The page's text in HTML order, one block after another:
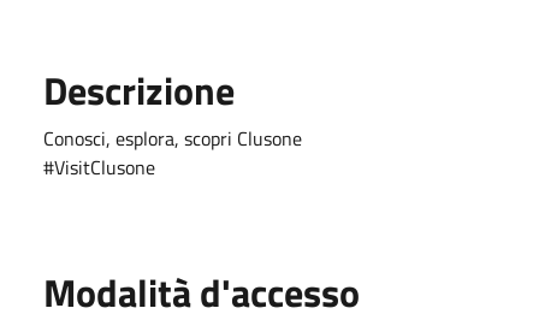
Descrizione
Conosci, esplora, scopri Clusone
#VisitClusone
Modalità d'accesso